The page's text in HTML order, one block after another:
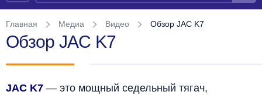
Главная Медиа Видео Обзор JAC K7
Обзор JAC K7
JAC K7 — это мощный седельный тягач,